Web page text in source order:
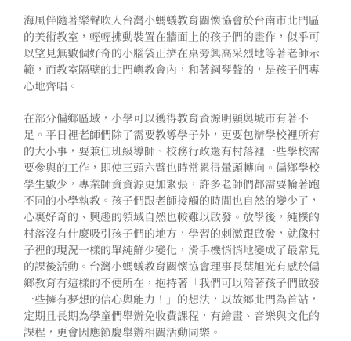
海風伴隨著樂聲吹入台灣小螞蟻教育關懷協會於台南市北門區
的美術教室，輕輕拂動裝置在牆面上的孩子們的畫作，似乎可
以望見無數個好奇的小腦袋正擠在桌旁興高采烈地等著老師示
範，而教室隔壁的北門嶼教會內，和著鋼琴聲的，是孩子們專
心地齊唱。
在部分偏鄉區域，小學可以獲得教育資源明顯與城市有著不
足。平日裡老師們除了需要教導學子外，更要包辦學校裡所有
的大小事，要兼任班級導師、校務行政還有村落裡一些學校需
要參與的工作，即使三頭六臂也時常累得暈頭轉向。偏鄉學校
學生數少，專業師資資源更加緊張，許多老師們都需要輪著跑
不同的小學執教。孩子們跟老師接觸的時間也自然的變少了，
心裏好奇的、興趣的領域自然也較難以啟發。放學後，純樸的
村落沒有什麼吸引孩子們的地方，學習的刺激跟啟發，就像村
子裡的現況一樣的單純鮮少變化，滑手機悄悄地變成了最常見
的課後活動。台灣小螞蟻教育關懷協會理事長葉旭光有感於偏
鄉教育有這樣的不便所在，抱持著「我們可以陪著孩子們啟發
一些擁有夢想的信心與能力！」的想法，以故鄉北門為首站，
定期且長期為學童們舉辦免收費課程，有繪畫、音樂與文化的
課程，更會因應節慶舉辦相關活動同樂。